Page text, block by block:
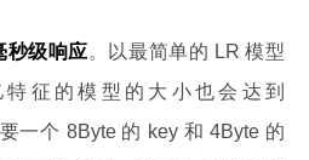
秒级响应。以最简单的 LR 模型
征的模型的大小也会达到
一个 8Byte 的 key 和 4Byte 的